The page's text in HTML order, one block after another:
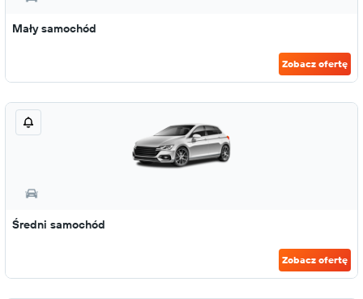
Mały samochód
Zobacz ofertę
Średni samochód
Zobacz ofertę